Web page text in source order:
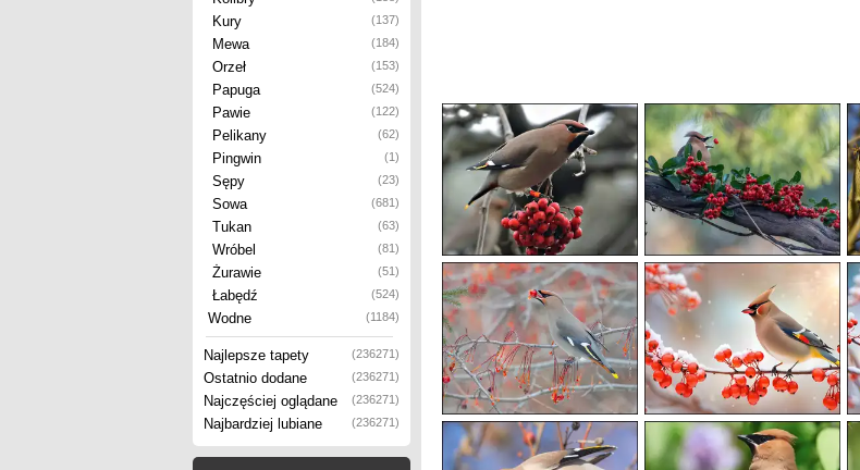
Kury (137)
Mewa (184)
Orzeł (153)
Papuga (524)
Pawie (122)
Pelikany (62)
Pingwin (1)
Sępy (23)
Sowa (681)
Tukan (63)
Wróbel (81)
Żurawie (51)
Łabędź (524)
Wodne (1184)
Najlepsze tapety (236271)
Ostatnio dodane (236271)
Najczęściej oglądane (236271)
Najbardziej lubiane (236271)